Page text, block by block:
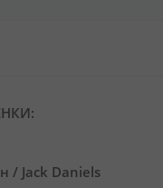
/ Jack Daniels